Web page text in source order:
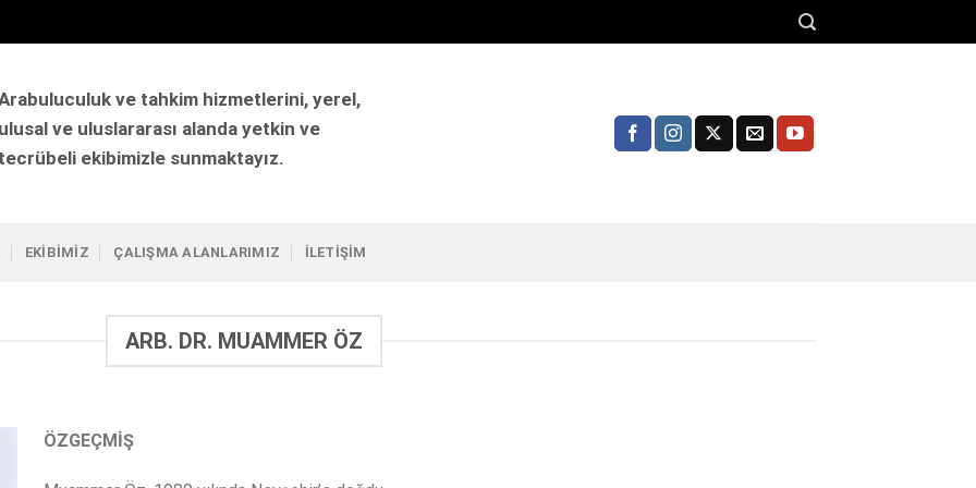
ve tahkim hizmetlerini, yerel,
ulusal ve uluslararası alanda yetkin ve
tecrübeli ekibimizle sunmaktayız.
EKIBIMIZ ÇALIŞMA ALANLARIMIZ İLETIŞIM
ARB. DR. MUAMMER ÖZ
ÖZGEÇMİŞ